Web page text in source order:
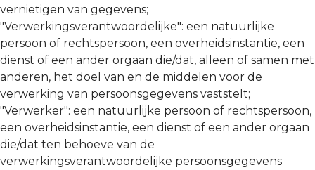
vernietigen van gegevens;
"Verwerkingsverantwoordelijke": een natuurlijke
persoon of rechtspersoon, een overheidsinstantie, een
dienst of een ander orgaan die/dat, alleen of samen met
anderen, het doel van en de middelen voor de
verwerking van persoonsgegevens vaststelt;
"Verwerker": een natuurlijke persoon of rechtspersoon,
een overheidsinstantie, een dienst of een ander orgaan
die/dat ten behoeve van de
verwerkingsverantwoordelijke persoonsgegevens